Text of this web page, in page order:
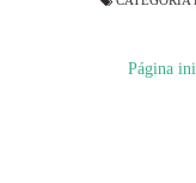
Página